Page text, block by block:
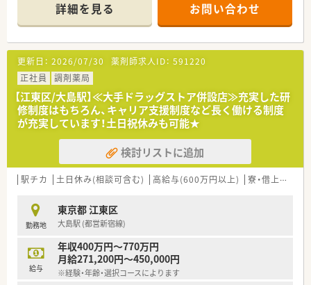
【店舗情報と応需状況について】
■りんかい線「東雲駅」や有楽町線「豊洲駅」が最寄り駅で、双方
から徒歩12分ほどの立地です。
■小児科や脳神経外科、眼科、整形外科、内科など多科目を応需
しており、1日に100～110枚の処方箋に対応します。
■薬剤師5名と事務2名の体制で、約1,200品目の医薬品を取り扱
いながら業務を行っています。
【募集背景と求める人物像について】
■今回は欠員補充のための募集であり、チームワークを大切にし
周囲と協力できる方を求めています。
■医療モール型店舗のため、幅広い診療科の知識やスキルを積極
的に吸収したいという意欲のある方に最適です。
■患者様との対話を重視する方針なので、コミュニケーション能
【勤務実態について】
■月間の所定労働時間は161時間と法定より短く、全社平均の残
業も月7.3時間程度と少なめです。
■有給休暇の消化率は90%と非常に高く、スタッフ同士で協力
しながら休暇を取得する風土が根付いています。
■全従業員に占める正社員の比率が約85%と高いため、安定し
詳細を見る お問い合わせ
更新日： 2026/07/30 薬剤師求人ID： 591220
正社員
調剤薬局
【江東区/大島駅】≪大手ドラッグストア併設店≫充実した研
修制度はもちろん、キャリア支援制度など長く働ける制度
が充実しています！土日祝休みも可能★
検討リストに追加
駅チカ 土日休み(相談可含む) 高給与(600万円以上) 寮・借上社宅あり
勤務地
東京都 江東区
大島駅 (都営新宿線)
給与
年収400万円～770万円
月給271,200円～450,000円
※経験・年齢・選択コースによります